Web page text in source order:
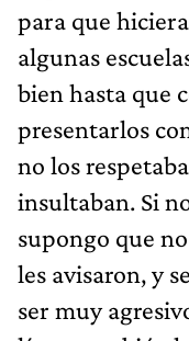
para que
algunas
bien hasta que
presentarlos
no los
insultaban. Si
supongo que
les avisaron, y
ser muy